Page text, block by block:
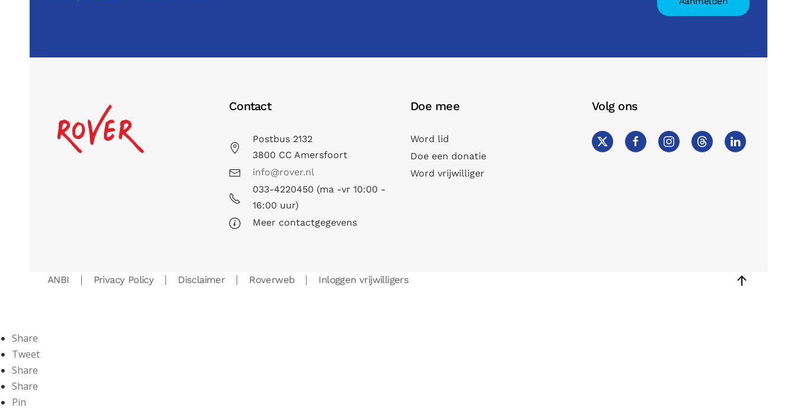
Contact
Postbus 2132
3800 CC Amersfoort
info@rover.nl
033-4220450 (ma -vr 10:00 -
16:00 uur)
Meer contactgegevens
Doe mee
Word lid
Doe een donatie
Word vrijwilliger
Volg ons
ANBI Privacy Policy Disclaimer Roverweb Inloggen vrijwilligers
Share
Tweet
Share
Share
Pin